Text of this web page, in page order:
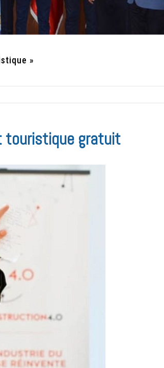
»
touristique gratuit